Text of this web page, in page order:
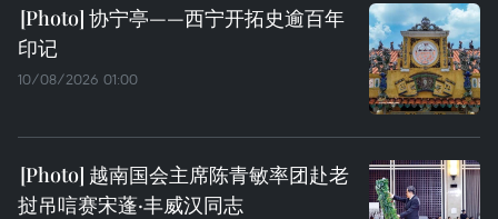
协宁亭——西宁开拓史逾百年
印记
10/08/2026 01:00
越南国会主席陈青敏率团赴老
挝吊唁赛宋蓬·丰威汉同志